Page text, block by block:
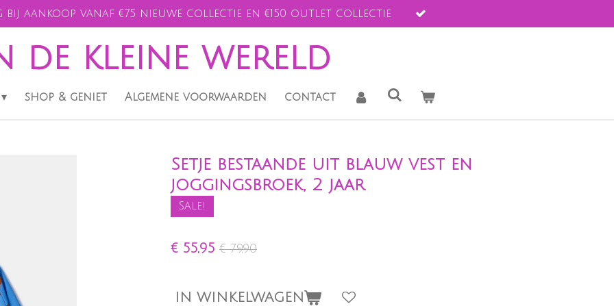
bij aankoop vanaf €75 nieuwe collectie en €150 outlet collectie
de kleine wereld
shop & geniet Algemene voorwaarden contact
Setje bestaande uit blauw vest en
joggingsbroek, 2 jaar
Sale!
€ 55,95 € 79,90
IN WINKELWAGEN